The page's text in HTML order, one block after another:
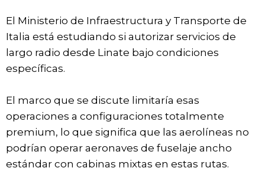
El Ministerio de Infraestructura y Transporte de
Italia está estudiando si autorizar servicios de
largo radio desde Linate bajo condiciones
específicas.
El marco que se discute limitaría esas
operaciones a configuraciones totalmente
premium, lo que significa que las aerolíneas no
podrían operar aeronaves de fuselaje ancho
estándar con cabinas mixtas en estas rutas.